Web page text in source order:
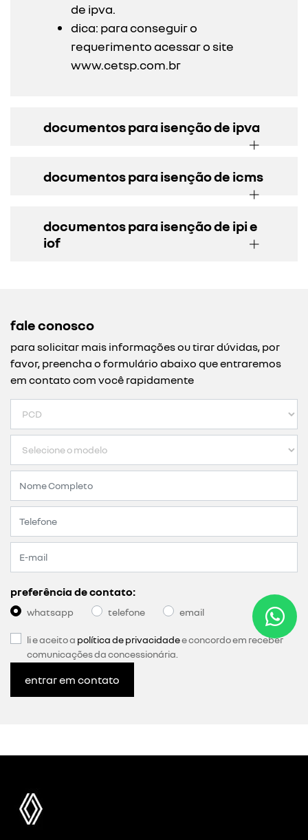
de ipva.
dica: para conseguir o
requerimento acessar o site
www.cetsp.com.br
documentos para isenção de ipva
documentos para isenção de icms
documentos para isenção de ipi e
iof
fale conosco
para solicitar mais informações ou tirar dúvidas, por
favor, preencha o formulário abaixo que entraremos
em contato com você rapidamente
preferência de contato:
whatsapp telefone email
li e aceito a política de privacidadee concordo em receber
comunicações da concessionária.
entrar em contato